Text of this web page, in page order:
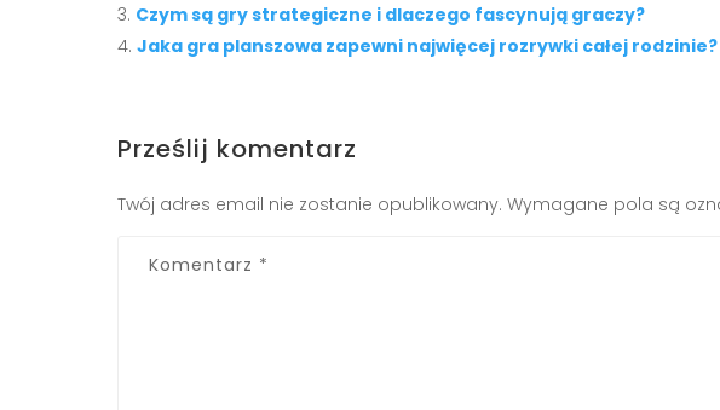
Czym są gry strategiczne i dlaczego fascynują graczy?
Jaka gra planszowa zapewni najwięcej rozrywki całej rodzinie?
Prześlij komentarz
Twój adres email nie zostanie opublikowany. Wymagane pola są